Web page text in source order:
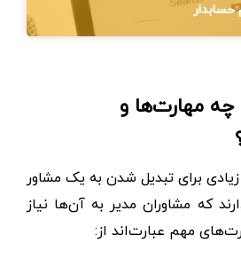
حسابدار
مهارت‌ها و
برای تبدیل شدن به یک مشاور
که مشاوران مدیر به آن‌ها نیاز
مهم عبارت‌اند از: